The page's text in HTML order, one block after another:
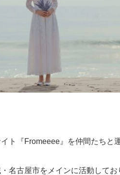
ト『Fromeeee』を仲間たちと
名古屋市をメインに活動して